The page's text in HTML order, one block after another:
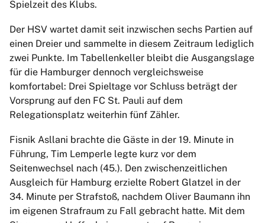
Spielzeit des Klubs.
Der HSV wartet damit seit inzwischen sechs Partien auf
einen Dreier und sammelte in diesem Zeitraum lediglich
zwei Punkte. Im Tabellenkeller bleibt die Ausgangslage
für die Hamburger dennoch vergleichsweise
komfortabel: Drei Spieltage vor Schluss beträgt der
Vorsprung auf den FC St. Pauli auf dem
Relegationsplatz weiterhin fünf Zähler.
Fisnik Asllani brachte die Gäste in der 19. Minute in
Führung, Tim Lemperle legte kurz vor dem
Seitenwechsel nach (45.). Den zwischenzeitlichen
Ausgleich für Hamburg erzielte Robert Glatzel in der
34. Minute per Strafstoß, nachdem Oliver Baumann ihn
im eigenen Strafraum zu Fall gebracht hatte. Mit dem